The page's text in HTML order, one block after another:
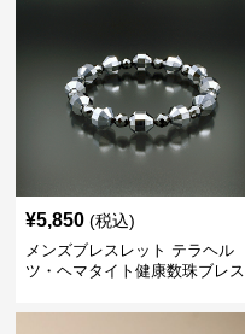
¥5,850 (税込)
メンズブレスレット テラヘル
ツ・ヘマタイト健康数珠ブレス